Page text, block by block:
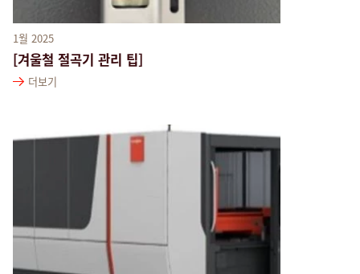
1월 2025
[겨울철 절곡기 관리 팁]
더보기